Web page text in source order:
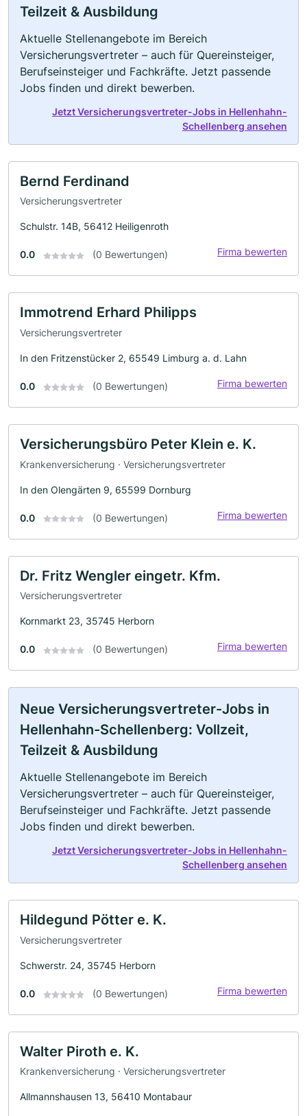
Teilzeit & Ausbildung
Aktuelle Stellenangebote im Bereich
Versicherungsvertreter – auch für Quereinsteiger,
Berufseinsteiger und Fachkräfte. Jetzt passende
Jobs finden und direkt bewerben.
Jetzt Versicherungsvertreter-Jobs in Hellenhahn-
Schellenberg ansehen
Bernd Ferdinand
Versicherungsvertreter
Schulstr. 14B, 56412 Heiligenroth
0.0 (0 Bewertungen) Firma bewerten
Immotrend Erhard Philipps
Versicherungsvertreter
In den Fritzenstücker 2, 65549 Limburg a. d. Lahn
0.0 (0 Bewertungen) Firma bewerten
Versicherungsbüro Peter Klein e. K.
Krankenversicherung · Versicherungsvertreter
In den Olengärten 9, 65599 Dornburg
0.0 (0 Bewertungen) Firma bewerten
Dr. Fritz Wengler eingetr. Kfm.
Versicherungsvertreter
Kornmarkt 23, 35745 Herborn
0.0 (0 Bewertungen) Firma bewerten
Neue Versicherungsvertreter-Jobs in
Hellenhahn-Schellenberg: Vollzeit,
Teilzeit & Ausbildung
Aktuelle Stellenangebote im Bereich
Versicherungsvertreter – auch für Quereinsteiger,
Berufseinsteiger und Fachkräfte. Jetzt passende
Jobs finden und direkt bewerben.
Jetzt Versicherungsvertreter-Jobs in Hellenhahn-
Schellenberg ansehen
Hildegund Pötter e. K.
Versicherungsvertreter
Schwerstr. 24, 35745 Herborn
0.0 (0 Bewertungen) Firma bewerten
Walter Piroth e. K.
Krankenversicherung · Versicherungsvertreter
Allmannshausen 13, 56410 Montabaur